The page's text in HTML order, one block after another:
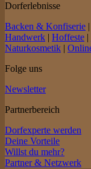
Dorferlebnisse
Backen & Konfiserie |
Handwerk | Hoffeste |
Naturkosmetik |
Folge uns
Newsletter
Partnerbereich
Dorfexperte werden
Deine Vorteile
Willst du mehr?
Partner & Netzwerk